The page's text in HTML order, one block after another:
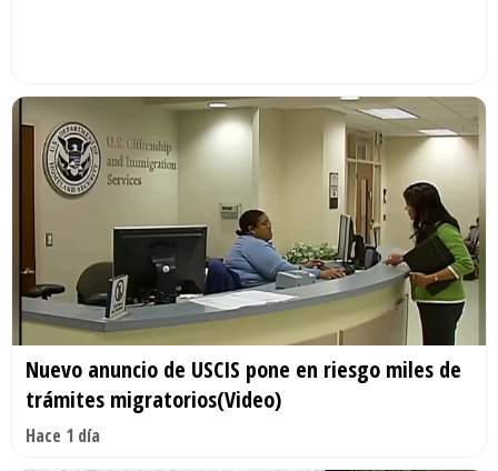
Nuevo anuncio de USCIS pone en riesgo miles de
trámites migratorios(Video)
Hace 1 día